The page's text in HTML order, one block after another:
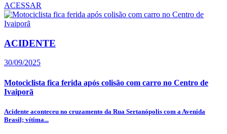
ACESSAR
ACIDENTE
30/09/2025
Motociclista fica ferida após colisão com carro no Centro de
Ivaiporã
Acidente aconteceu no cruzamento da Rua Sertanópolis com a Avenida
Brasil; vítima...